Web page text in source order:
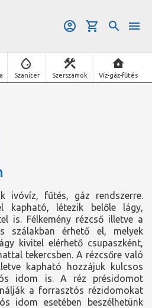
Szaniter Szerszámok Víz-gáz-fűtés
ivóvíz, fűtés, gáz rendszerre.
kapható, létezik belőle lágy,
is. Félkemény rézcső illetve a
szálakban érhető el, melyek
kivitel elérhető csupaszként,
tekercsben. A rézcsőre való
kapható hozzájuk kulcsos
idom is. A réz présidomot
a forrasztós rézidomokat
idom esetében beszélhetünk